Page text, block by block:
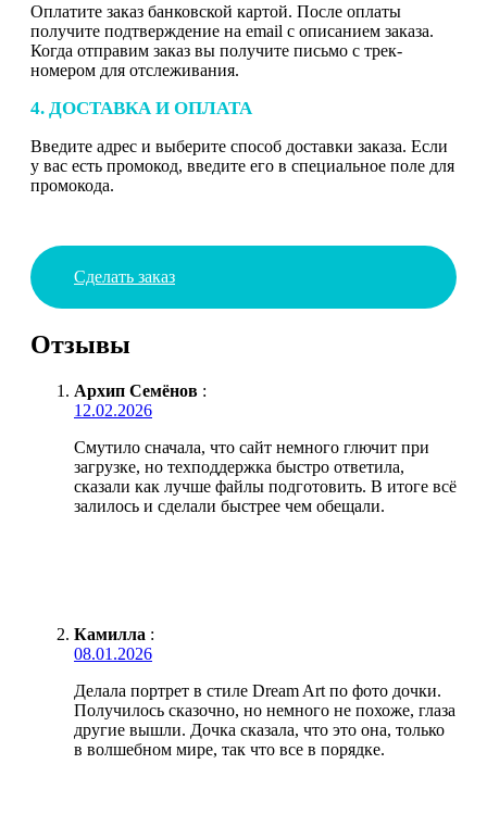
Оплатите заказ банковской картой. После оплаты
получите подтверждение на email с описанием заказа.
Когда отправим заказ вы получите письмо с трек-
номером для отслеживания.
4. ДОСТАВКА И ОПЛАТА
Введите адрес и выберите способ доставки заказа. Если
у вас есть промокод, введите его в специальное поле для
промокода.
Сделать заказ
Отзывы
Архип Семёнов :
12.02.2026
Смутило сначала, что сайт немного глючит при
загрузке, но техподдержка быстро ответила,
сказали как лучше файлы подготовить. В итоге всё
залилось и сделали быстрее чем обещали.
Камилла :
08.01.2026
Делала портрет в стиле Dream Art по фото дочки.
Получилось сказочно, но немного не похоже, глаза
другие вышли. Дочка сказала, что это она, только
в волшебном мире, так что все в порядке.